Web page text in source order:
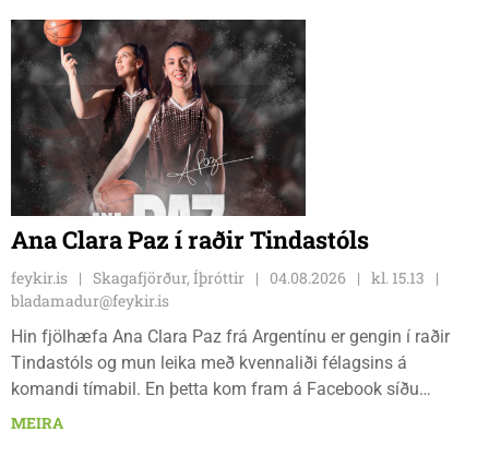
Ana Clara Paz í raðir Tindastóls
feykir.is Skagafjörður, Íþróttir 04.08.2026
kl. 15.13
bladamadur@feykir.is
Hin fjölhæfa Ana Clara Paz frá Argentínu er gengin í raðir
Tindastóls og mun leika með kvennaliði félagsins á
komandi tímabil. En þetta kom fram á Facebook síðu
Körfuknattleiksdeildarinnar fyrr í dag. Paz þekkir íslenska
MEIRA